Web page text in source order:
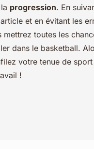
progression. En
et en évitant les
mettrez toutes les
dans le basketball.
votre tenue de
!